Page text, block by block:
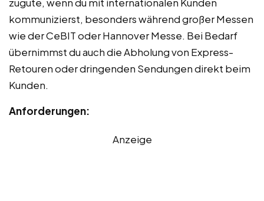
kommunizierst, besonders während großer Messen
wie der CeBIT oder Hannover Messe. Bei Bedarf
übernimmst du auch die Abholung von Express-
Retouren oder dringenden Sendungen direkt beim
Kunden.
Anforderungen:
Anzeige